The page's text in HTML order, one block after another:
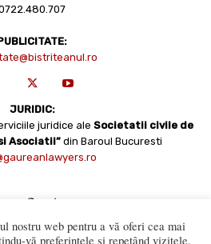
JURIDIC:
juridice ale Societatii civile de
Asociatii” din Baroul Bucuresti
nostru web pentru a vă oferi cea mai
vă preferințele și repetând vizitele.